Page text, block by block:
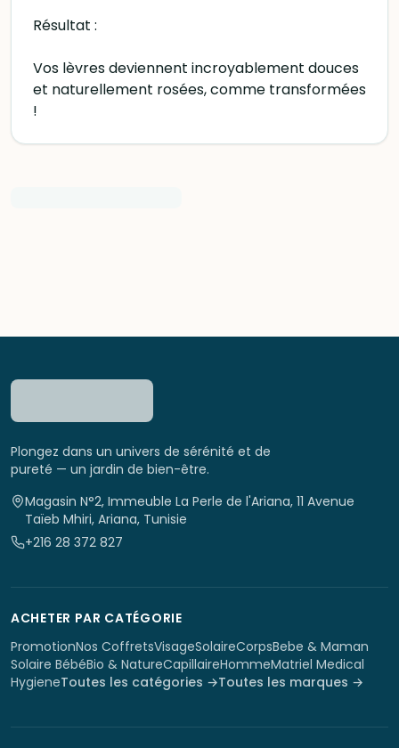
Résultat :
Vos lèvres deviennent incroyablement douces
et naturellement rosées, comme transformées
!
Plongez dans un univers de sérénité et de
pureté — un jardin de bien-être.
Magasin N°2, Immeuble La Perle de l'Ariana, 11 Avenue
Taïeb Mhiri, Ariana, Tunisie
+216 28 372 827
ACHETER PAR CATÉGORIE
PromotionNos CoffretsVisageSolaireCorpsBebe & Maman
Solaire BébéBio & NatureCapillaireHommeMatriel Medical
HygieneToutes les catégories →Toutes les marques →